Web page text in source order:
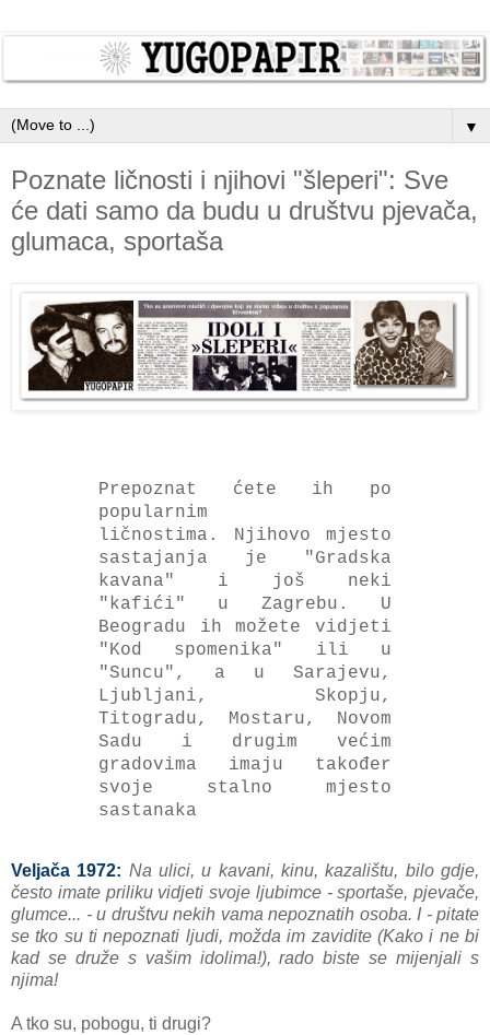
▼
Poznate ličnosti i njihovi "šleperi": Sve
će dati samo da budu u društvu pjevača,
glumaca, sportaša
Prepoznat ćete ih po
popularnim
ličnostima. Njihovo mjesto
sastajanja je "Gradska
kavana" i još neki
"kafići" u Zagrebu. U
Beogradu ih možete vidjeti
"Kod spomenika" ili u
"Suncu", a u Sarajevu,
Ljubljani, Skopju,
Titogradu, Mostaru, Novom
Sadu i drugim većim
gradovima imaju također
svoje stalno mjesto
sastanaka
Veljača 1972: Na ulici, u kavani, kinu, kazalištu, bilo gdje,
često imate priliku vidjeti svoje ljubimce - sportaše, pjevače,
glumce... - u društvu nekih vama nepoznatih osoba. I - pitate
se tko su ti nepoznati ljudi, možda im zavidite (Kako i ne bi
kad se druže s vašim idolima!), rado biste se mijenjali s
njima!
A tko su, pobogu, ti drugi?